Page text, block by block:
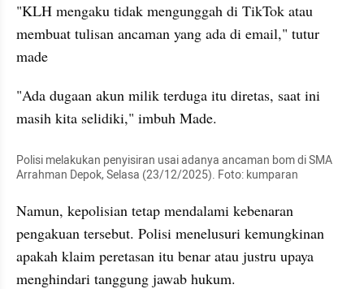
"KLH mengaku tidak mengunggah di TikTok atau
membuat tulisan ancaman yang ada di email," tutur
made
"Ada dugaan akun milik terduga itu diretas, saat ini
masih kita selidiki," imbuh Made.
Polisi melakukan penyisiran usai adanya ancaman bom di SMA
Arrahman Depok, Selasa (23/12/2025). Foto: kumparan
Namun, kepolisian tetap mendalami kebenaran
pengakuan tersebut. Polisi menelusuri kemungkinan
apakah klaim peretasan itu benar atau justru upaya
menghindari tanggung jawab hukum.